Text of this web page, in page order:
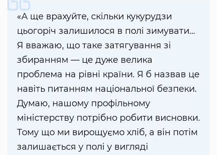
«А ще врахуйте, скільки кукурудзи
цьогоріч залишилося в полі зимувати…
Я вважаю, що таке затягування зі
збиранням — це дуже велика
проблема на рівні країни. Я б назвав це
навіть питанням національної безпеки.
Думаю, нашому профільному
міністерству потрібно робити висновки.
Тому що ми вирощуємо хліб, а він потім
залишається у полі у вигляді